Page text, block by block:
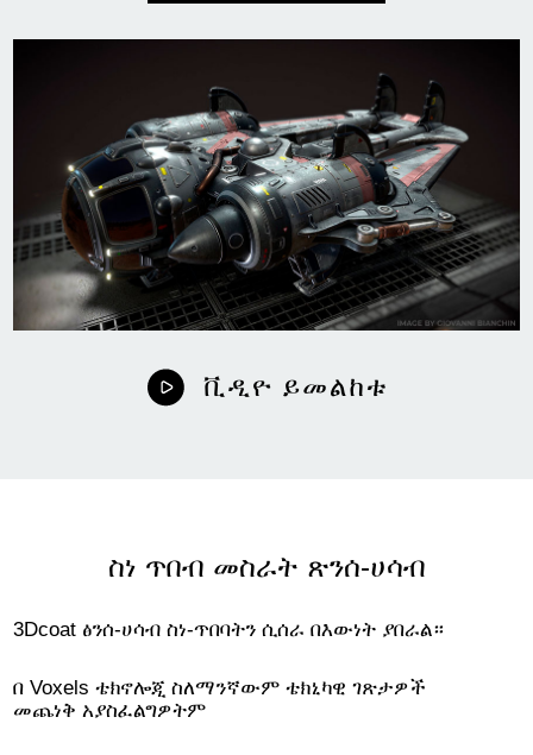
ቪዲዮ ይመልከቱ
ስነ ጥበብ መስራት ጽንሰ-ሀሳብ
3Dcoat ፅንሰ-ሀሳብ ስነ-ጥበባትን ሲሰራ በእውነት ያበራል።
በ Voxels ቴክኖሎጂ ስለማንኛውም ቴክኒካዊ ገጽታዎች
መጨነቅ አያስፈልግዎትም